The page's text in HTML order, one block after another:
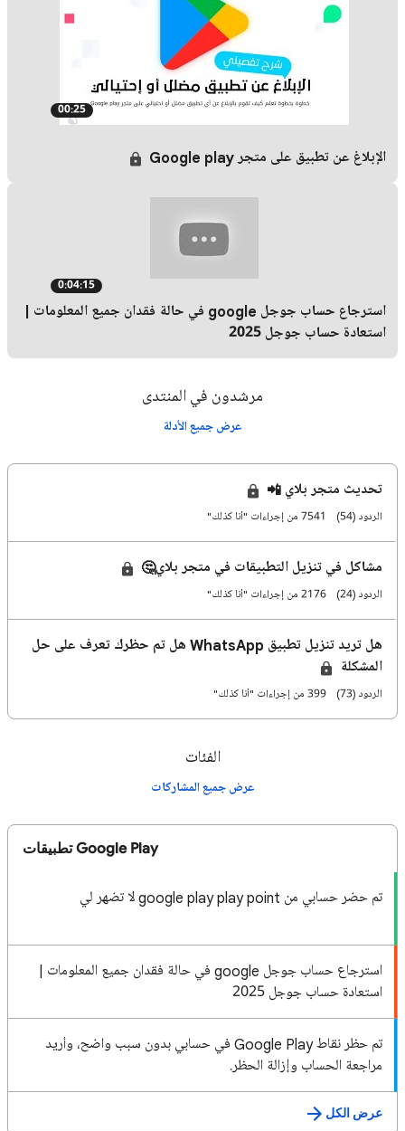
00:25
الإبلاغ عن تطبيق على متجر Google play
0:04:15
استرجاع حساب جوجل google في حالة فقدان جميع المعلومات |
استعادة حساب جوجل 2025
مرشدون في المنتدى
عرض جميع الأدلة
تحديث متجر بلاي 📲
الردود (54) 7541 من إجراءات "أنا كذلك"
مشاكل في تنزيل التطبيقات في متجر بلاي🤔
الردود (24) 2176 من إجراءات "أنا كذلك"
هل تريد تنزيل تطبيق WhatsApp هل تم حظرك تعرف على حل
المشكلة
الردود (73) 399 من إجراءات "أنا كذلك"
الفئات
عرض جميع المشاركات
تطبيقات Google Play
تم حضر حسابي من google play play point لا تضهر لي
استرجاع حساب جوجل google في حالة فقدان جميع المعلومات |
استعادة حساب جوجل 2025
تم حظر نقاط Google Play في حسابي بدون سبب واضح، وأريد
مراجعة الحساب وإزالة الحظر.
عرض الكل